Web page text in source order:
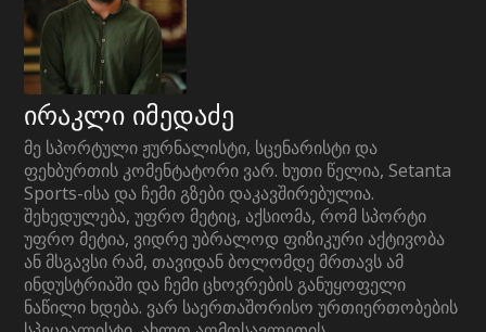
ირაკლი იმედაძე
მე სპორტული ჟურნალისტი, სცენარისტი და
ფეხბურთის კომენტატორი ვარ. ხუთი წელია, Setanta
Sports-ისა და ჩემი გზები დაკავშირებულია.
შეხედულება, უფრო მეტიც, აქსიომა, რომ სპორტი
უფრო მეტია, ვიდრე უბრალოდ ფიზიკური აქტივობა
ან მსგავსი რამ, თავიდან ბოლომდე მრთავს ამ
ინდუსტრიაში და ჩემი ცხოვრების განუყოფელი
ნაწილი ხდება. ვარ საერთაშორისო ურთიერთობების